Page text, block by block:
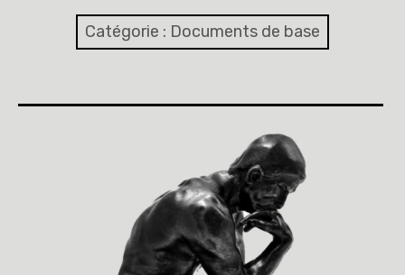
A propos
Sixièmes
Libre pour me décider et m’engager
Catégorie : Documents de base